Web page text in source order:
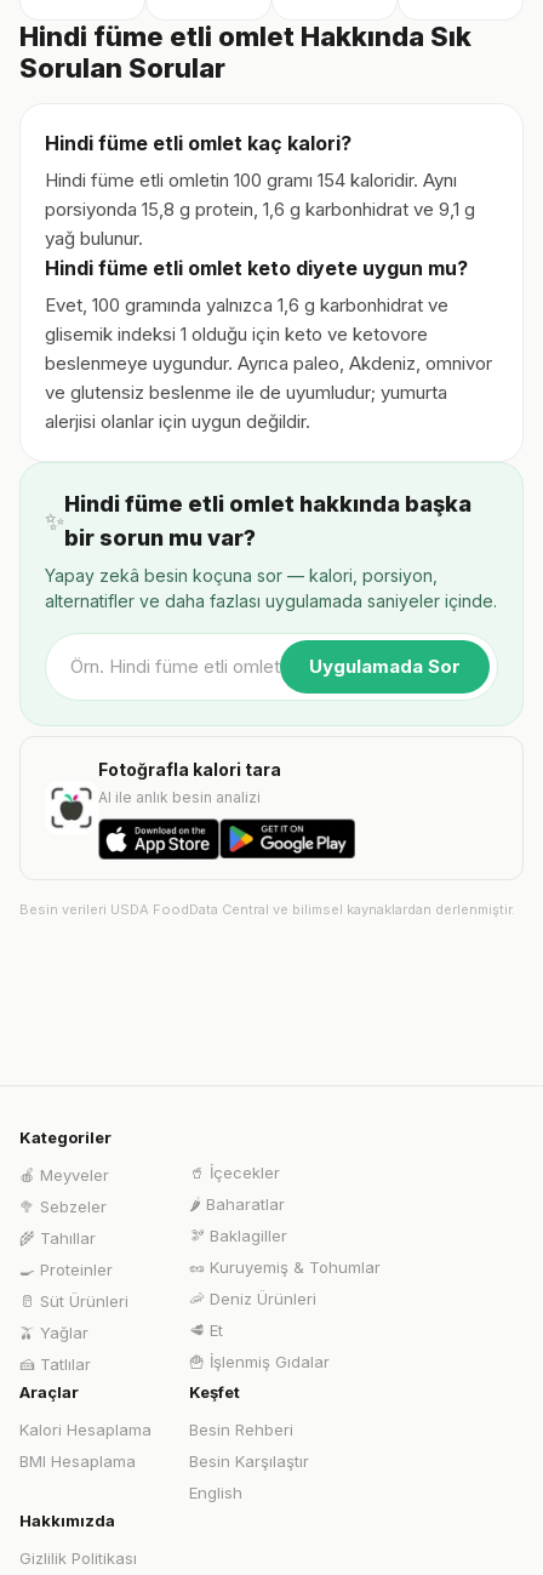
Hindi füme etli omlet Hakkında Sık
Sorulan Sorular
Hindi füme etli omlet kaç kalori?
Hindi füme etli omletin 100 gramı 154 kaloridir. Aynı
porsiyonda 15,8 g protein, 1,6 g karbonhidrat ve 9,1 g
yağ bulunur.
Hindi füme etli omlet keto diyete uygun mu?
Evet, 100 gramında yalnızca 1,6 g karbonhidrat ve
glisemik indeksi 1 olduğu için keto ve ketovore
beslenmeye uygundur. Ayrıca paleo, Akdeniz, omnivor
ve glutensiz beslenme ile de uyumludur; yumurta
alerjisi olanlar için uygun değildir.
✨
Hindi füme etli omlet hakkında başka
bir sorun mu var?
Yapay zekâ besin koçuna sor — kalori, porsiyon,
alternatifler ve daha fazlası uygulamada saniyeler içinde.
Uygulamada Sor
Fotoğrafla kalori tara
AI ile anlık besin analizi
Besin verileri USDA FoodData Central ve bilimsel kaynaklardan derlenmiştir.
Kategoriler
🍎 Meyveler
🥦 Sebzeler
🌾 Tahıllar
🍳 Proteinler
🥛 Süt Ürünleri
🫒 Yağlar
🍰 Tatlılar
🥤 İçecekler
🌶️ Baharatlar
🫘 Baklagiller
🥜 Kuruyemiş & Tohumlar
🦐 Deniz Ürünleri
🥩 Et
🍟 İşlenmiş Gıdalar
Araçlar
Kalori Hesaplama
BMI Hesaplama
Keşfet
Besin Rehberi
Besin Karşılaştır
English
Hakkımızda
Gizlilik Politikası